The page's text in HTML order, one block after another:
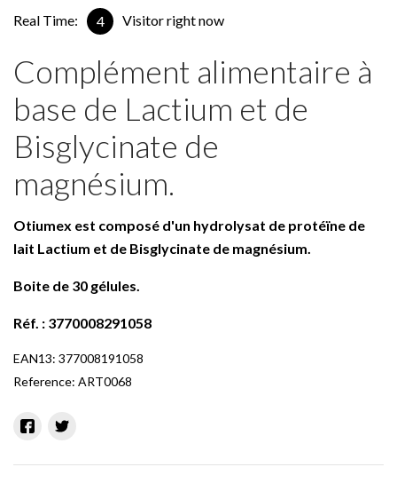
Real Time: 4 Visitor right now
Complément alimentaire à
base de Lactium et de
Bisglycinate de
magnésium.
Otiumex est composé d'un hydrolysat de protéïne de
lait Lactium et de Bisglycinate de magnésium.
Boite de 30 gélules.
Réf. : 3770008291058
EAN13: 377008191058
Reference: ART0068